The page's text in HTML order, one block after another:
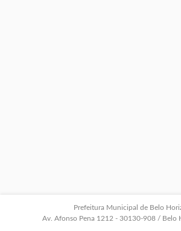
Prefeitura Municipal de Belo
Av. Afonso Pena 1212 - 30130-908 / Belo